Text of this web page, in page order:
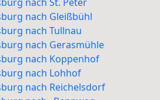
nach Gleißbühl
nach Tullnau
nach Gerasmühle
nach Koppenhof
nach Lohhof
nach Reichelsdorf